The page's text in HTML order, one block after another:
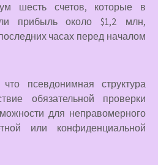
шесть счетов, которые в
прибыль около $1,2 млн,
часах перед началом
псевдонимная структура
обязательной проверки
для неправомерного
или конфиденциальной